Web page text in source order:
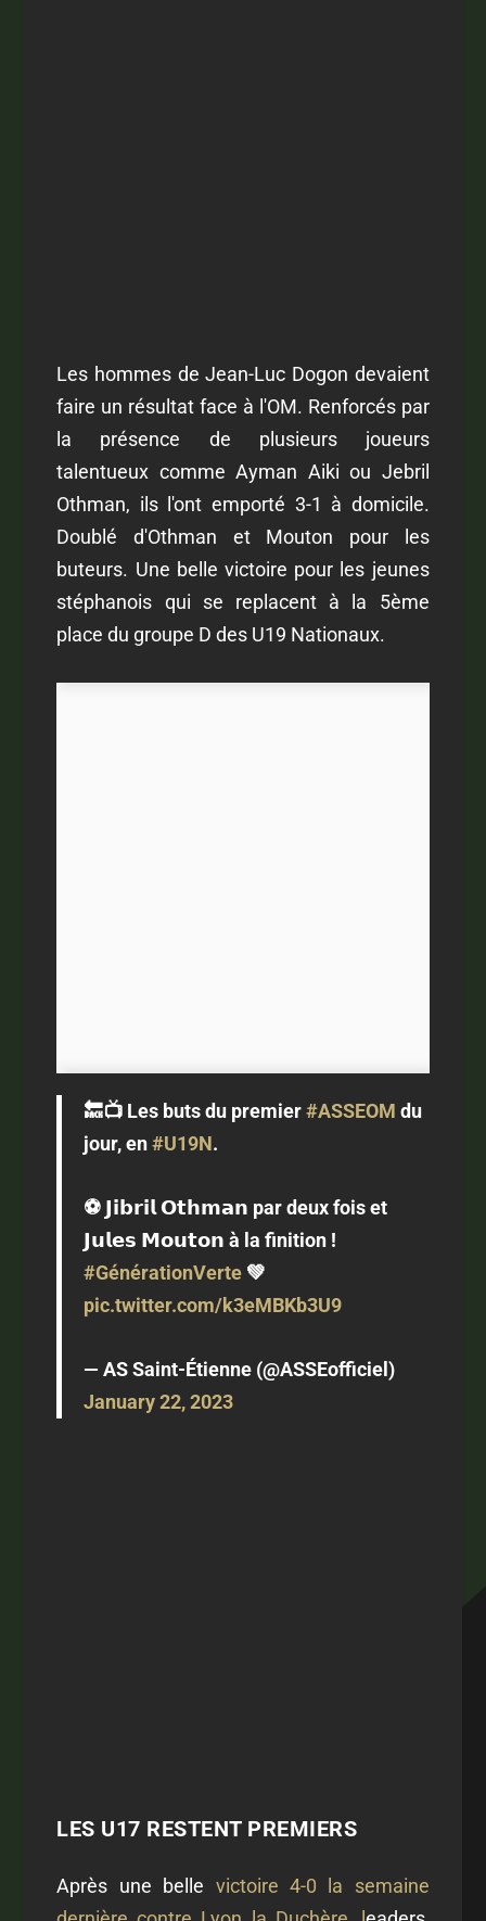
Les hommes de Jean-Luc Dogon devaient
faire un résultat face à l'OM. Renforcés par
la présence de plusieurs joueurs
talentueux comme Ayman Aiki ou Jebril
Othman, ils l'ont emporté 3-1 à domicile.
Doublé d'Othman et Mouton pour les
buteurs. Une belle victoire pour les jeunes
stéphanois qui se replacent à la 5ème
place du groupe D des U19 Nationaux.
🔙📺 Les buts du premier#ASSEOM du
jour, en#U19N.
⚽️ 𝗝𝗶𝗯𝗿𝗶𝗹 𝗢𝘁𝗵𝗺𝗮𝗻 par deux fois et
𝗝𝘂𝗹𝗲𝘀 𝗠𝗼𝘂𝘁𝗼𝗻 à la finition !
#GénérationVerte 💚
pic.twitter.com/k3eMBKb3U9
— AS Saint-Étienne (@ASSEofficiel)
January 22, 2023
LES U17 RESTENT PREMIERS
Après une belle victoire 4-0 la semaine